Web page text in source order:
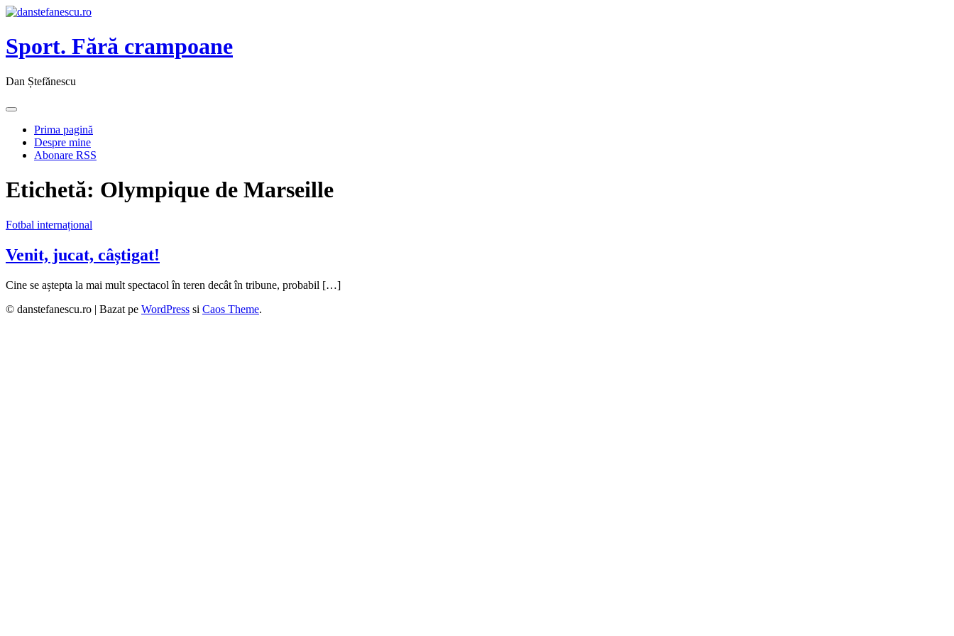
Sport. Fără crampoane
Dan Ștefănescu
Prima pagină
Despre mine
Abonare RSS
Etichetă: Olympique de Marseille
Fotbal internațional
Venit, jucat, câștigat!
Cine se aștepta la mai mult spectacol în teren decât în tribune, probabil […]
© danstefanescu.ro | Bazat pe WordPress si Caos Theme.